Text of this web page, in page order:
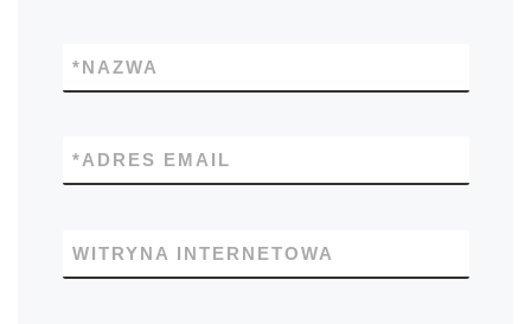
NAZWA
*
ADRES EMAIL
*
WITRYNA INTERNETOWA